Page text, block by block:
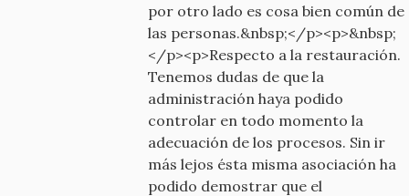
por otro lado es cosa bien común de
las personas.&nbsp;</p><p>&nbsp;
</p><p>Respecto a la restauración.
Tenemos dudas de que la
administración haya podido
controlar en todo momento la
adecuación de los procesos. Sin ir
más lejos ésta misma asociación ha
podido demostrar que el